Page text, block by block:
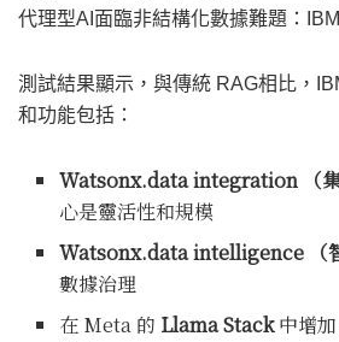
代理型AI面臨非結構化數據難題：
測試結果顯示，與傳統 RAG相比，
和功能包括：
Watsonx.data integration （
心是靈活性和規模
Watsonx.data intelligence
數據治理
在 Meta 的 Llama Stack中增